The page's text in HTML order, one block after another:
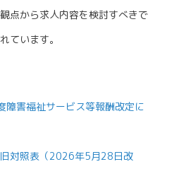
点から求人内容を検討すべきで
ています。
障害福祉サービス等報酬改定に
対照表（2026年5月28日改